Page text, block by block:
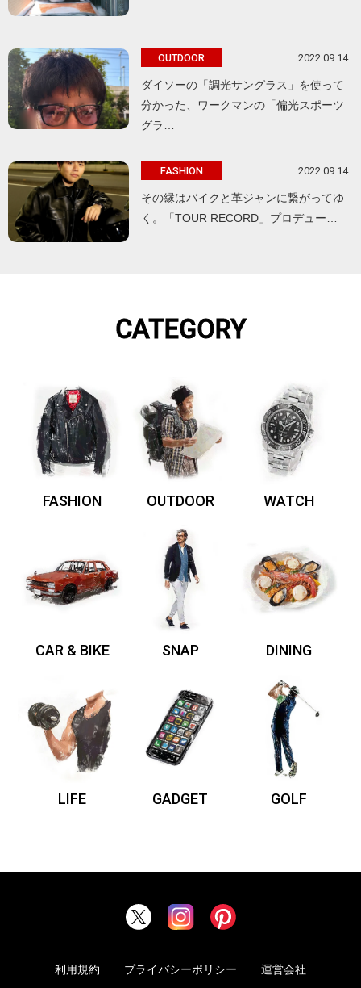
OUTDOOR 2022.09.14
ダイソーの「調光サングラス」を使って
分かった、ワークマンの「偏光スポーツ
グラ…
FASHION 2022.09.14
その縁はバイクと革ジャンに繋がってゆ
く。「TOUR RECORD」プロデュー…
CATEGORY
FASHION OUTDOOR WATCH
CAR & BIKE SNAP DINING
LIFE GADGET GOLF
利用規約 プライバシーポリシー 運営会社